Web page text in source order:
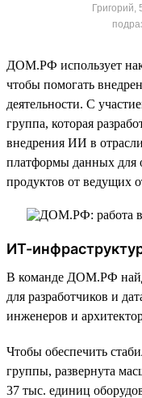
Григорий,
ДОМ.РФ использует
чтобы помогать
деятельности. С
группа, которая
внедрения ИИ в
платформы данных
продуктов от ведущих
ИТ-
В команде ДОМ.РФ
для разработчиков и
инженеров и
Чтобы обеспечить
группы, развернута
37 тыс. единиц